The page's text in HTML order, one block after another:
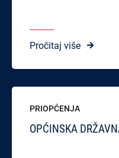
Pročitaj više
PRIOPĆENJA
OPĆINSKA